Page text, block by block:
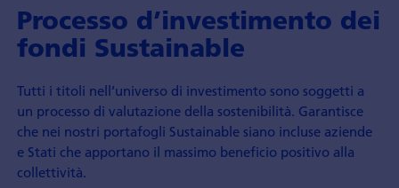
Processo d’investimento dei
fondi Sustainable
Tutti i titoli nell’universo di investimento sono soggetti a
un processo di valutazione della sostenibilità. Garantisce
che nei nostri portafogli Sustainable siano incluse aziende
e Stati che apportano il massimo beneficio positivo alla
collettività.